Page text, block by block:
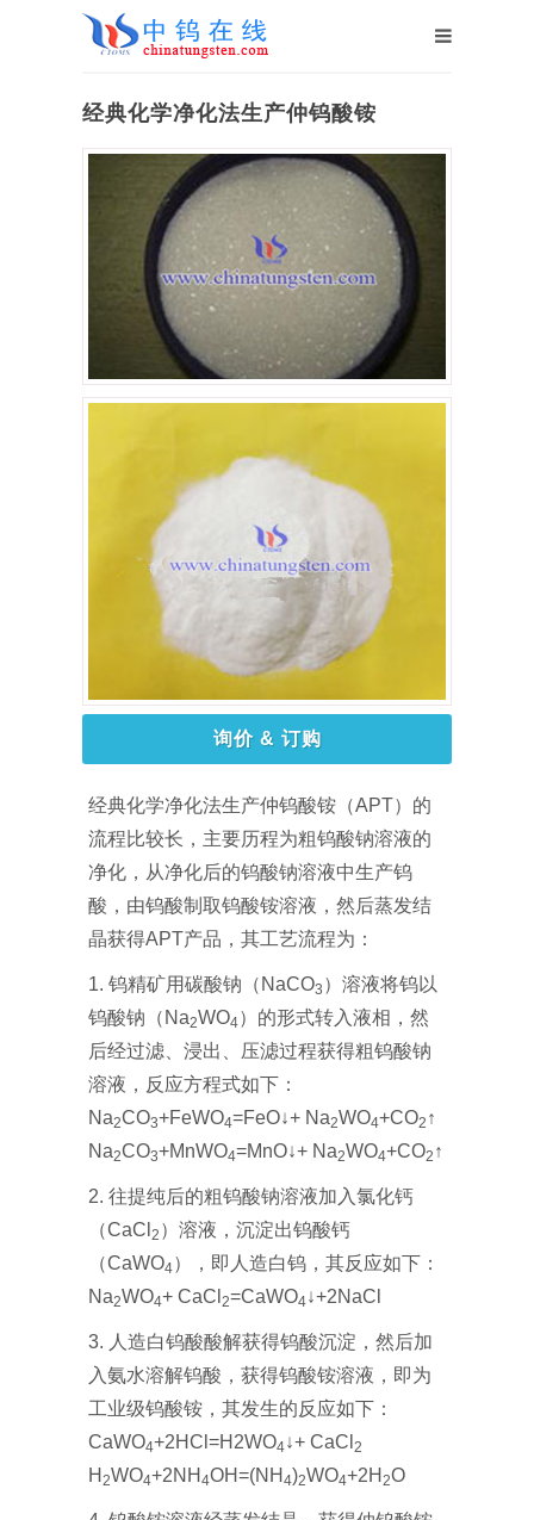
经典化学净化法生产仲钨酸铵
询价 & 订购
经典化学净化法生产仲钨酸铵（APT）的
流程比较长，主要历程为粗钨酸钠溶液的
净化，从净化后的钨酸钠溶液中生产钨
酸，由钨酸制取钨酸铵溶液，然后蒸发结
晶获得APT产品，其工艺流程为：
1. 钨精矿用碳酸钠（NaCO3 ）溶液将钨以
钨酸钠（Na2WO4）的形式转入液相，然
后经过滤、浸出、压滤过程获得粗钨酸钠
溶液，反应方程式如下：
Na2CO3+FeWO4=FeO↓+ Na2WO4+CO2 ↑
Na2CO3+MnWO4=MnO↓+ Na2WO4+CO2 ↑
2. 往提纯后的粗钨酸钠溶液加入氯化钙
（CaCl 2 ）溶液，沉淀出钨酸钙
（CaWO4），即人造白钨，其反应如下：
Na2WO4+ CaCl 2=CaWO4↓+2NaCl
3. 人造白钨酸酸解获得钨酸沉淀，然后加
入氨水溶解钨酸，获得钨酸铵溶液，即为
工业级钨酸铵，其发生的反应如下：
CaWO4+2HCl=H2WO4↓+ CaCl 2
H 2WO4+2NH 4OH=(NH 4)2WO4+2H 2O